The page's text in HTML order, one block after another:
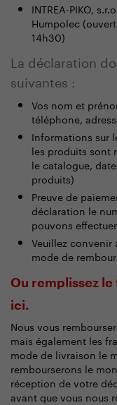
INTREA-PIKO,
Humpolec
14h30)
La déclaration
suivantes :
Vos nom et
téléphone,
Informations sur
les produits sont
le catalogue,
produits)
Preuve de
déclaration le
pouvons
Veuillez convenir
mode de
Ou remplissez
ici.
Nous vous
mais également les
mode de livraison le
rembourserons le
réception de votre
avant que vous nous